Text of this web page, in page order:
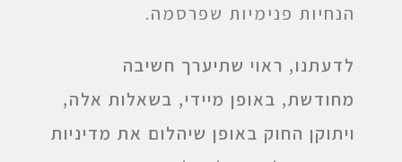
הנחיות פנימיות שפרסמה.
לדעתנו, ראוי שתיערך חשיבה
מחודשת, באופן מיידי, בשאלות אלה,
ויתוקן החוק באופן שיהלום את מדיניות